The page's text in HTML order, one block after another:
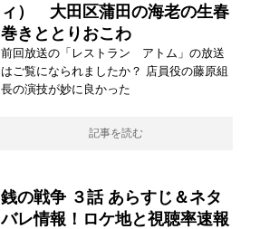
ィ） 大田区蒲田の海老の生春
巻きととりおこわ
前回放送の「レストラン アトム」の放送
はご覧になられましたか？ 店員役の藤原組
長の演技が妙に良かった
記事を読む
銭の戦争 ３話 あらすじ＆ネタ
バレ情報！ロケ地と視聴率速報